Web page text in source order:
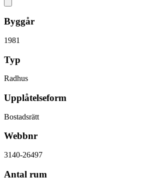
Byggår
1981
Typ
Radhus
Upplåtelseform
Bostadsrätt
Webbnr
3140-26497
Antal rum